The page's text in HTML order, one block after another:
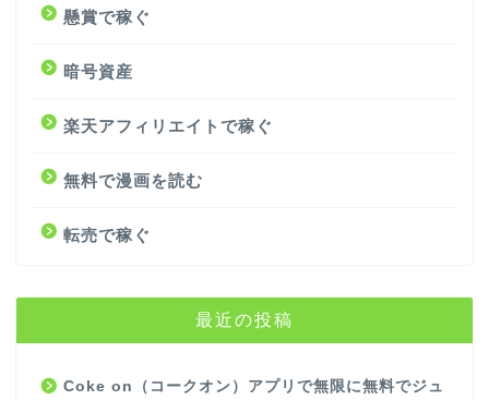
懸賞で稼ぐ
暗号資産
楽天アフィリエイトで稼ぐ
無料で漫画を読む
転売で稼ぐ
最近の投稿
Coke on（コークオン）アプリで無限に無料でジュ